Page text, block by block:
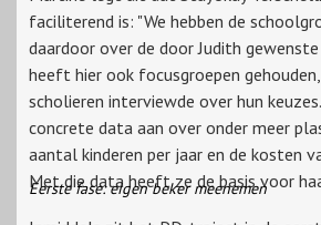
faciliterend is: "We hebben de
daardoor over de door Judith
heeft hier ook focusgroepen
scholieren interviewde over hun
concrete data aan over onder meer
aantal kinderen per jaar en de kosten
Met die data heeft ze de basis voor
Eerste fase: eigen beker meenemen